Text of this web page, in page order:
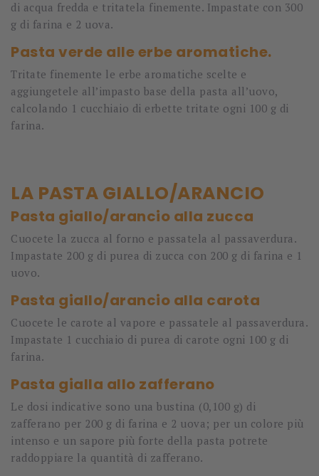
di acqua fredda e tritatela finemente. Impastate con 300
g di farina e 2 uova.
Pasta verde alle erbe aromatiche.
Tritate finemente le erbe aromatiche scelte e
aggiungetele all’impasto base della pasta all’uovo,
calcolando 1 cucchiaio di erbette tritate ogni 100 g di
farina.
LA PASTA GIALLO/ARANCIO
Pasta giallo/arancio alla zucca
Cuocete la zucca al forno e passatela al passaverdura.
Impastate 200 g di purea di zucca con 200 g di farina e 1
uovo.
Pasta giallo/arancio alla carota
Cuocete le carote al vapore e passatele al passaverdura.
Impastate 1 cucchiaio di purea di carote ogni 100 g di
farina.
Pasta gialla allo zafferano
Le dosi indicative sono una bustina (0,100 g) di
zafferano per 200 g di farina e 2 uova; per un colore più
intenso e un sapore più forte della pasta potrete
raddoppiare la quantità di zafferano.